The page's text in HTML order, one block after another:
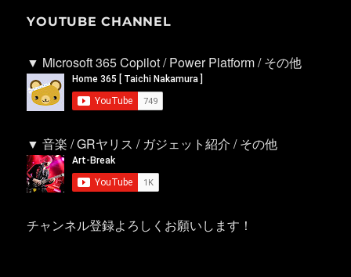
YOUTUBE CHANNEL
▼ Microsoft 365 Copilot / Power Platform / その他
▼ 音楽 / GRヤリス / ガジェット紹介 / その他
チャンネル登録よろしくお願いします！